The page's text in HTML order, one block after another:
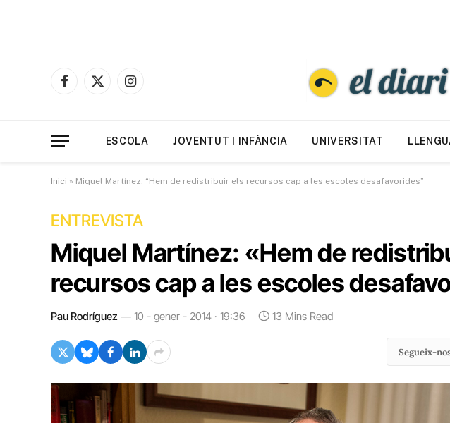
Facebook
X
Instagram
ESCOLA JOVENTUT I INFÀNCIA UNIVERSITAT
Inici » Miquel Martínez: “Hem de redistribuir els recursos cap a les escoles desafavorides”
ENTREVISTA
Miquel Martínez: «Hem de
recursos cap a les escoles
Pau Rodríguez 10 - gener - 2014 · 19:36 13 Mins Read
Segueix-